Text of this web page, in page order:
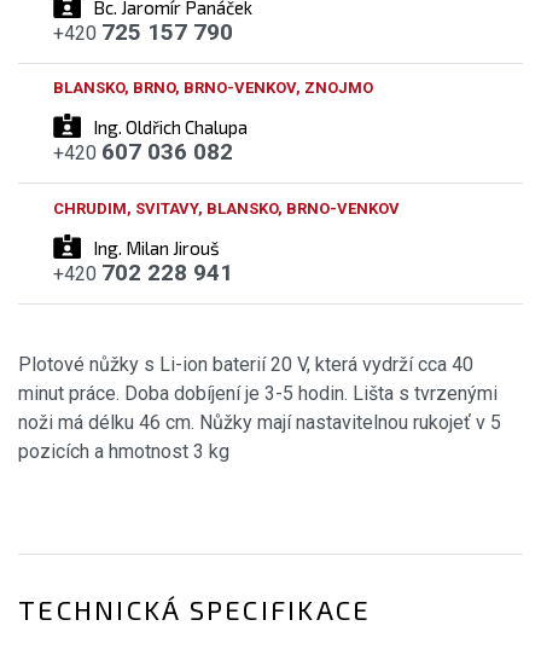
Bc. Jaromír Panáček
+420 725 157 790
Ing. Oldřich Chalupa
BLANSKO, BRNO, BRNO-VENKOV, ZNOJMO
+420 607 036 082
Ing. Milan Jirouš
CHRUDIM, SVITAVY, BLANSKO, BRNO-VENKOV
+420 702 228 941
Plotové nůžky s Li-ion baterií 20 V, která vydrží cca 40
minut práce. Doba dobíjení je 3-5 hodin. Lišta s tvrzenými
noži má délku 46 cm. Nůžky mají nastavitelnou rukojeť v 5
pozicích a hmotnost 3 kg
TECHNICKÁ SPECIFIKACE